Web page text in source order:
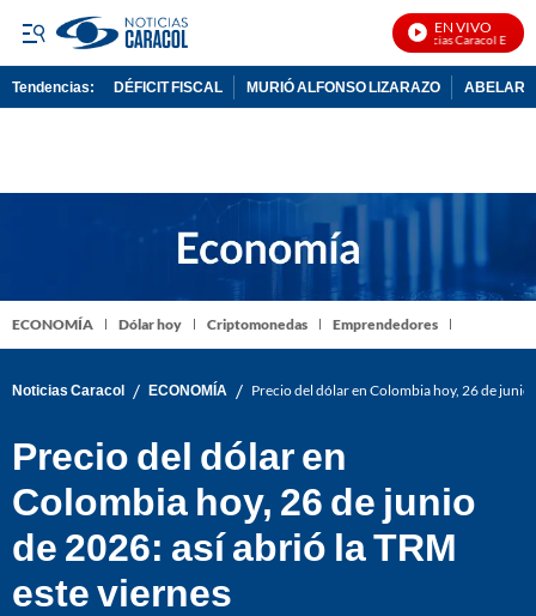
EN VIVO
Noticias Caracol En Vivo
Tendencias: DÉFICIT FISCAL MURIÓ ALFONSO LIZARAZO
ECONOMÍA Dólar hoy Criptomonedas Emprendedores
Noticias Caracol / ECONOMÍA / Precio del dólar en Colombia hoy, 26 de
Precio del dólar en
Colombia hoy, 26 de junio
de 2026: así abrió la TRM
este viernes